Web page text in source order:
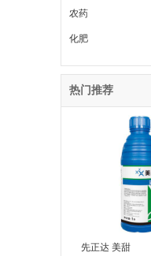
农药
化肥
热门推荐
先正达 美甜